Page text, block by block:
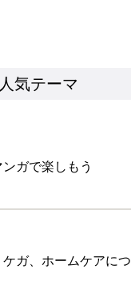
気テーマ
ガで楽しもう
ガ、ホームケアにつ